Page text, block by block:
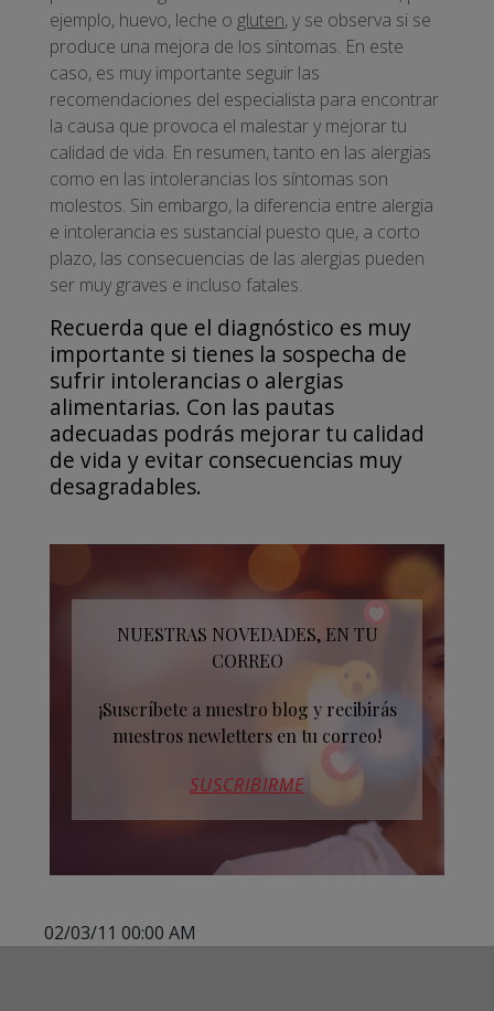
ejemplo, huevo, leche o gluten, y se observa si se
produce una mejora de los síntomas. En este
caso, es muy importante seguir las
recomendaciones del especialista para encontrar
la causa que provoca el malestar y mejorar tu
calidad de vida. En resumen, tanto en las alergias
como en las intolerancias los síntomas son
molestos. Sin embargo, la diferencia entre alergia
e intolerancia es sustancial puesto que, a corto
plazo, las consecuencias de las alergias pueden
ser muy graves e incluso fatales.
Recuerda que el diagnóstico es muy
importante si tienes la sospecha de
sufrir intolerancias o alergias
alimentarias. Con las pautas
adecuadas podrás mejorar tu calidad
de vida y evitar consecuencias muy
desagradables.
NUESTRAS NOVEDADES, EN TU
CORREO
¡Suscríbete a nuestro blog y recibirás
nuestros newletters en tu correo!
SUSCRIBIRME
02/03/11 00:00 AM